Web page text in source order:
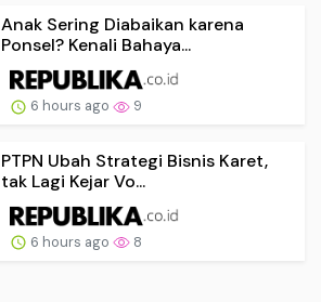
Anak Sering Diabaikan karena
Ponsel? Kenali Bahaya...
6 hours ago 9
PTPN Ubah Strategi Bisnis Karet,
tak Lagi Kejar Vo...
6 hours ago 8